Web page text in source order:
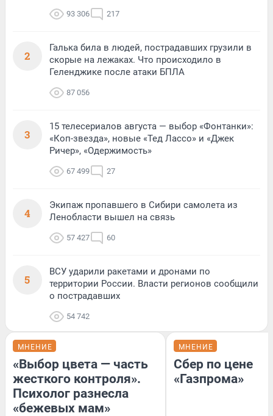
93 306 217
2
Галька била в людей, пострадавших грузили в
скорые на лежаках. Что происходило в
Геленджике после атаки БПЛА
87 056
3
15 телесериалов августа — выбор «Фонтанки»:
«Коп-звезда», новые «Тед Лассо» и «Джек
Ричер», «Одержимость»
67 499 27
4
Экипаж пропавшего в Сибири самолета из
Ленобласти вышел на связь
57 427 60
5
ВСУ ударили ракетами и дронами по
территории России. Власти регионов сообщили
о пострадавших
54 742
МНЕНИЕ
«Выбор цвета — часть
жесткого контроля».
Психолог разнесла
«бежевых мам»
МНЕНИЕ
Сбер по цене
«Газпрома»